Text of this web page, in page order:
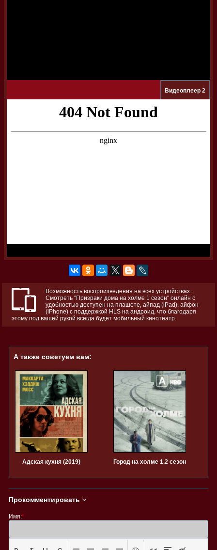
Видеоплеер 2
Возможность воспроизведения на всех устройствах.
Смотреть "Призраки дома на холме 1 сезон" онлайн с
удобностью доступен на плашете, айпад (iPad), айфон
(iPhone) с поддержкой HLS на андроид, что благодаря
этому под вашей рукой всегда будет мобильный кинотеатр.
А также советуем вам:
Адская кухня (2019) Город на холме 1,2 сезон
Прокомментировать
Имя:*